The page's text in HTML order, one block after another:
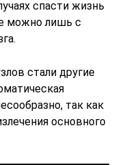
спасти жизнь
можно лишь с
стали другие
так как
основного